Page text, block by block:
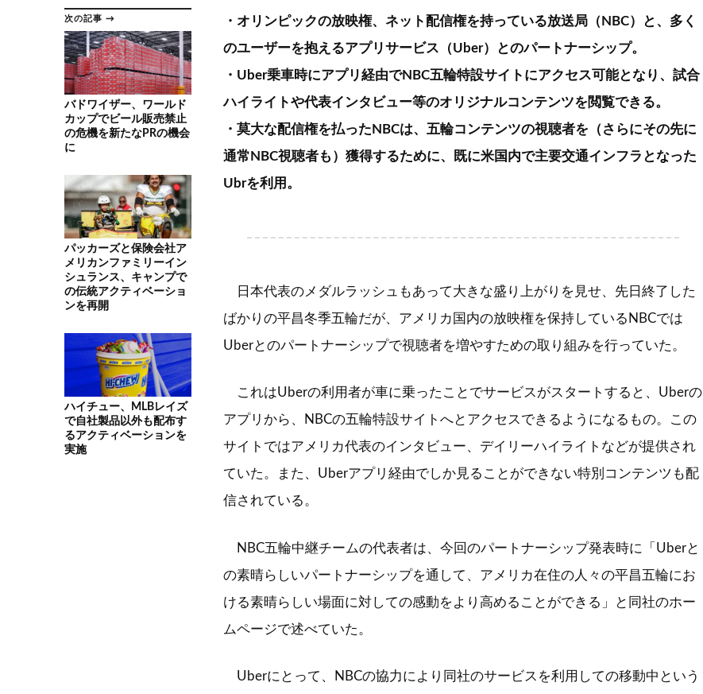
次の記事 →
バドワイザー、ワールド
カップでビール販売禁止
の危機を新たなPRの機会
に
パッカーズと保険会社ア
メリカンファミリーイン
シュランス、キャンプで
の伝統アクティベーショ
ンを再開
ハイチュー、MLBレイズ
で自社製品以外も配布す
るアクティベーションを
実施
・オリンピックの放映権、ネット配信権を持っている放送局（NBC）と、多く
のユーザーを抱えるアプリサービス（Uber）とのパートナーシップ。
・Uber乗車時にアプリ経由でNBC五輪特設サイトにアクセス可能となり、試合
ハイライトや代表インタビュー等のオリジナルコンテンツを閲覧できる。
・莫大な配信権を払ったNBCは、五輪コンテンツの視聴者を（さらにその先に
通常NBC視聴者も）獲得するために、既に米国内で主要交通インフラとなった
Ubrを利用。
日本代表のメダルラッシュもあって大きな盛り上がりを見せ、先日終了した
ばかりの平昌冬季五輪だが、アメリカ国内の放映権を保持しているNBCでは
Uberとのパートナーシップで視聴者を増やすための取り組みを行っていた。
これはUberの利用者が車に乗ったことでサービスがスタートすると、Uberの
アプリから、NBCの五輪特設サイトへとアクセスできるようになるもの。この
サイトではアメリカ代表のインタビュー、デイリーハイライトなどが提供され
ていた。また、Uberアプリ経由でしか見ることができない特別コンテンツも配
信されている。
NBC五輪中継チームの代表者は、今回のパートナーシップ発表時に「Uberと
の素晴らしいパートナーシップを通して、アメリカ在住の人々の平昌五輪にお
ける素晴らしい場面に対しての感動をより高めることができる」と同社のホー
ムページで述べていた。
Uberにとって、NBCの協力により同社のサービスを利用しての移動中という